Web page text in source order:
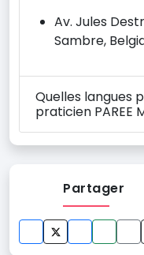
Av. Jules
Sambre,
Quelles langues
praticien PAREE
Partager